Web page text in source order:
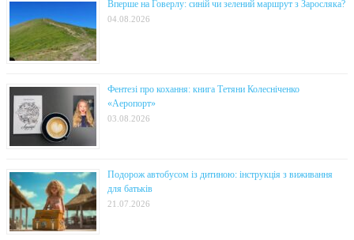
Вперше на Говерлу: синій чи зелений маршрут з Заросляка?
04.08.2026
Фентезі про кохання: книга Тетяни Колесніченко
«Аеропорт»
03.08.2026
Подорож автобусом із дитиною: інструкція з виживання
для батьків
21.07.2026